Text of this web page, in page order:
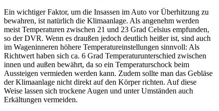
Ein wichtiger Faktor, um die Insassen im Auto vor Überhitzung zu
bewahren, ist natürlich die Klimaanlage. Als angenehm werden
meist Temperaturen zwischen 21 und 23 Grad Celsius empfunden,
so der DVR. Wenn es draußen jedoch deutlich heißer ist, sind auch
im Wageninneren höhere Temperatureinstellungen sinnvoll: Als
Richtwert haben sich ca. 6 Grad Temperaturunterschied zwischen
innen und außen bewährt, da so ein Temperaturschock beim
Aussteigen vermieden werden kann. Zudem sollte man das Gebläse
der Klimaanlage nicht direkt auf den Körper richten. Auf diese
Weise lassen sich trockene Augen und unter Umständen auch
Erkältungen vermeiden.